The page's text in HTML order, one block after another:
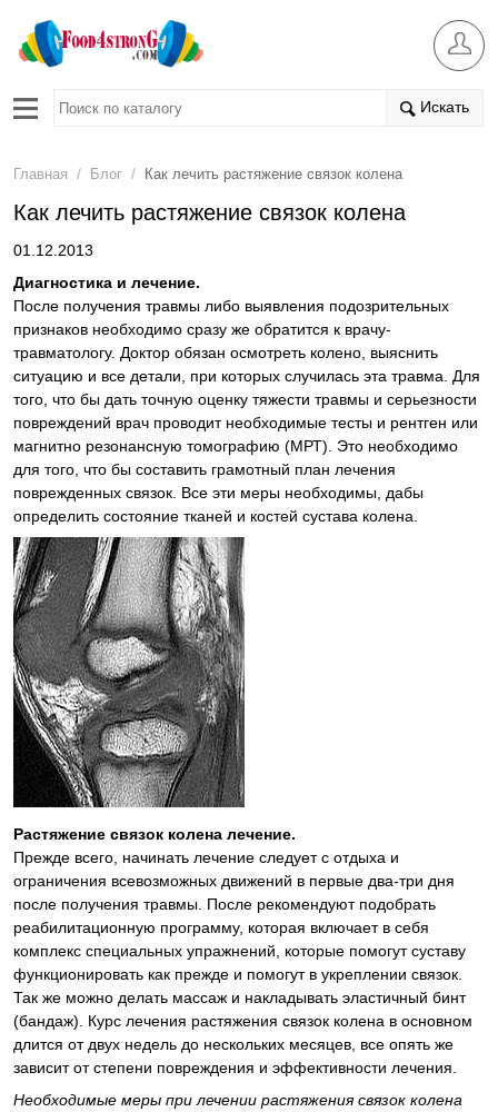
Искать
Главная / Блог / Как лечить растяжение связок колена
Как лечить растяжение связок колена
01.12.2013
Диагностика и лечение.
После получения травмы либо выявления подозрительных
признаков необходимо сразу же обратится к врачу-
травматологу. Доктор обязан осмотреть колено, выяснить
ситуацию и все детали, при которых случилась эта травма. Для
того, что бы дать точную оценку тяжести травмы и серьезности
повреждений врач проводит необходимые тесты и рентген или
магнитно резонансную томографию (МРТ). Это необходимо
для того, что бы составить грамотный план лечения
поврежденных связок. Все эти меры необходимы, дабы
определить состояние тканей и костей сустава колена.
Растяжение связок колена лечение.
Прежде всего, начинать лечение следует с отдыха и
ограничения всевозможных движений в первые два-три дня
после получения травмы. После рекомендуют подобрать
реабилитационную программу, которая включает в себя
комплекс специальных упражнений, которые помогут суставу
функционировать как прежде и помогут в укреплении связок.
Так же можно делать массаж и накладывать эластичный бинт
(бандаж). Курс лечения растяжения связок колена в основном
длится от двух недель до нескольких месяцев, все опять же
зависит от степени повреждения и эффективности лечения.
Необходимые меры при лечении растяжения связок колена